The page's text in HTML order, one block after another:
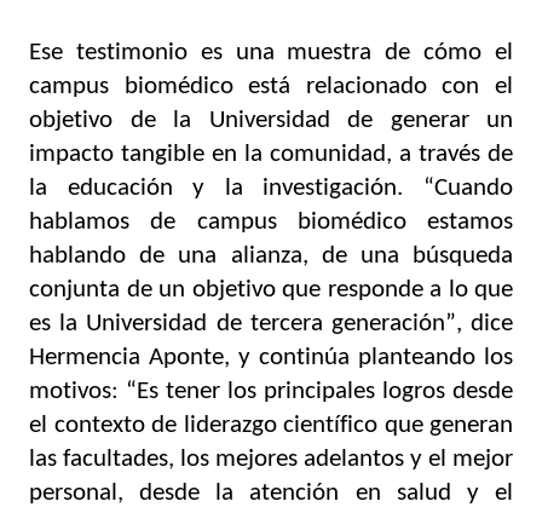
Ese testimonio es una muestra de cómo el
campus biomédico está relacionado con el
objetivo de la Universidad de generar un
impacto tangible en la comunidad, a través de
la educación y la investigación. “Cuando
hablamos de campus biomédico estamos
hablando de una alianza, de una búsqueda
conjunta de un objetivo que responde a lo que
es la Universidad de tercera generación”, dice
Hermencia Aponte, y continúa planteando los
motivos: “Es tener los principales logros desde
el contexto de liderazgo científico que generan
las facultades, los mejores adelantos y el mejor
personal, desde la atención en salud y el